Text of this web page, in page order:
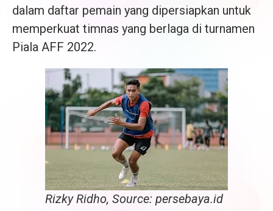
dalam daftar pemain yang dipersiapkan untuk
memperkuat timnas yang berlaga di turnamen
Piala AFF 2022.
Rizky Ridho, Source: persebaya.id